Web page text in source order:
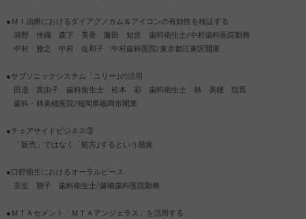
●ＭＩ治療におけるダイアグノカム＆アイコンの有効性を検証する
浦野 佳織 森下 美香 藤田 知世 歯科衛生士/中村歯科医院勤務
中村 雅之 中村 佐和子 中村歯科医院/東京都江東区開業
●サブソニックシステム「ユリー｣の活用
田邉 真由子 歯科衛生士 松本 彩 歯科衛生士 林 美穂 院長
歯科・林美穂医院/福岡県福岡市開業
●チェアサイドビジネス③
「販売」ではなく「処方｣するという感覚
●口腔衛生におけるオーラルピース
安生 朝子 歯科衛生士/藤橋歯科医院勤務
●ＭＴＡセメント「ＭＴＡアンジェラス」を活用する